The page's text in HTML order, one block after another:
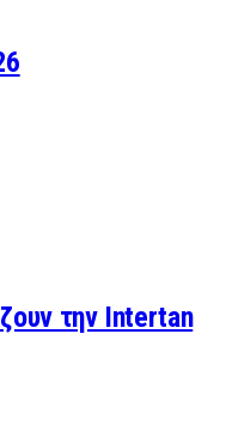
την Intertan